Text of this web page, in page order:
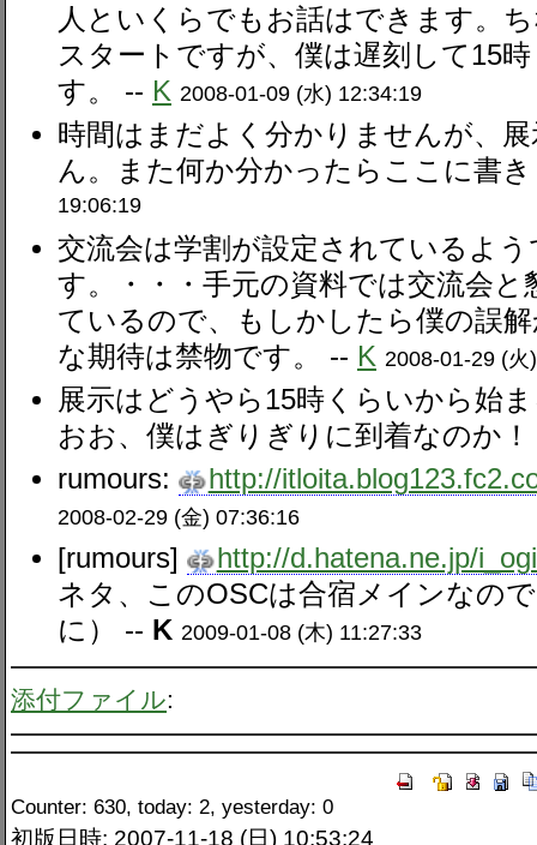
人といくらでもお話はできます。
スタートですが、僕は遅刻して15
す。 -- K 2008-01-09 (水) 12:34:19
時間はまだよく分かりませんが、
ん。また何か分かったらここに書
19:06:19
交流会は学割が設定されているよ
す。・・・手元の資料では交流会
ているので、もしかしたら僕の誤
な期待は禁物です。 -- K 2008-01-29 (火
展示はどうやら15時くらいから始
おお、僕はぎりぎりに到着なのか
rumours:
http://
2008-02-29 (金) 07:36:16
[rumours]
http://d.hatena.ne.jp/
ネタ、このOSCは合宿メインなの
に） -- K 2009-01-08 (木) 11:27:33
添付ファイル:
Counter: 630, today: 2, yesterday: 0
初版日時: 2007-11-18 (日) 10:53:24